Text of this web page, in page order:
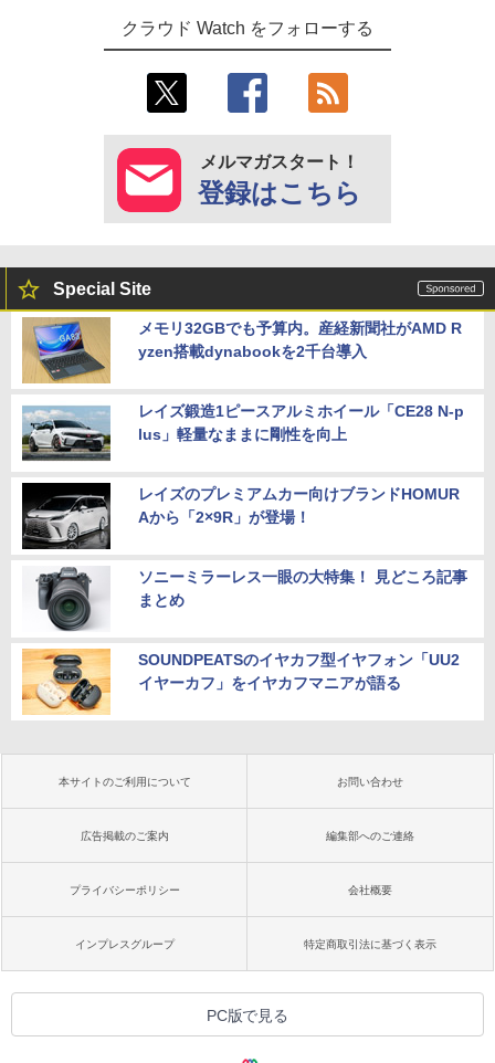
クラウド Watch をフォローする
メルマガスタート！
登録はこちら
Special Site
メモリ32GBでも予算内。産経新聞社がAMD R
yzen搭載dynabookを2千台導入
レイズ鍛造1ピースアルミホイール「CE28 N-p
lus」軽量なままに剛性を向上
レイズのプレミアムカー向けブランドHOMUR
Aから「2×9R」が登場！
ソニーミラーレス一眼の大特集！ 見どころ記事
まとめ
SOUNDPEATSのイヤカフ型イヤフォン「UU2
イヤーカフ」をイヤカフマニアが語る
本サイトのご利用について お問い合わせ
広告掲載のご案内 編集部へのご連絡
プライバシーポリシー 会社概要
インプレスグループ 特定商取引法に基づく表示
PC版で見る